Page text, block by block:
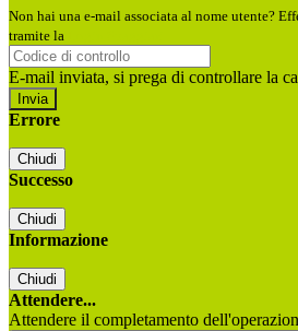
Non hai una e-mail associata al nome utente?
tramite la
E-mail inviata, si prega di controllare la
Errore
Chiudi
Successo
Chiudi
Informazione
Chiudi
Attendere...
Attendere il completamento